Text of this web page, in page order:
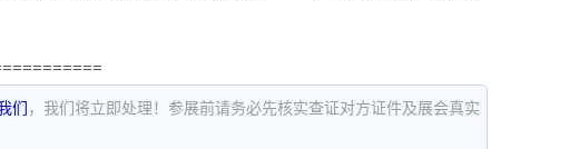
们 ，我们将立即处理！参展前请务必先核实查证对方证件及展会真实